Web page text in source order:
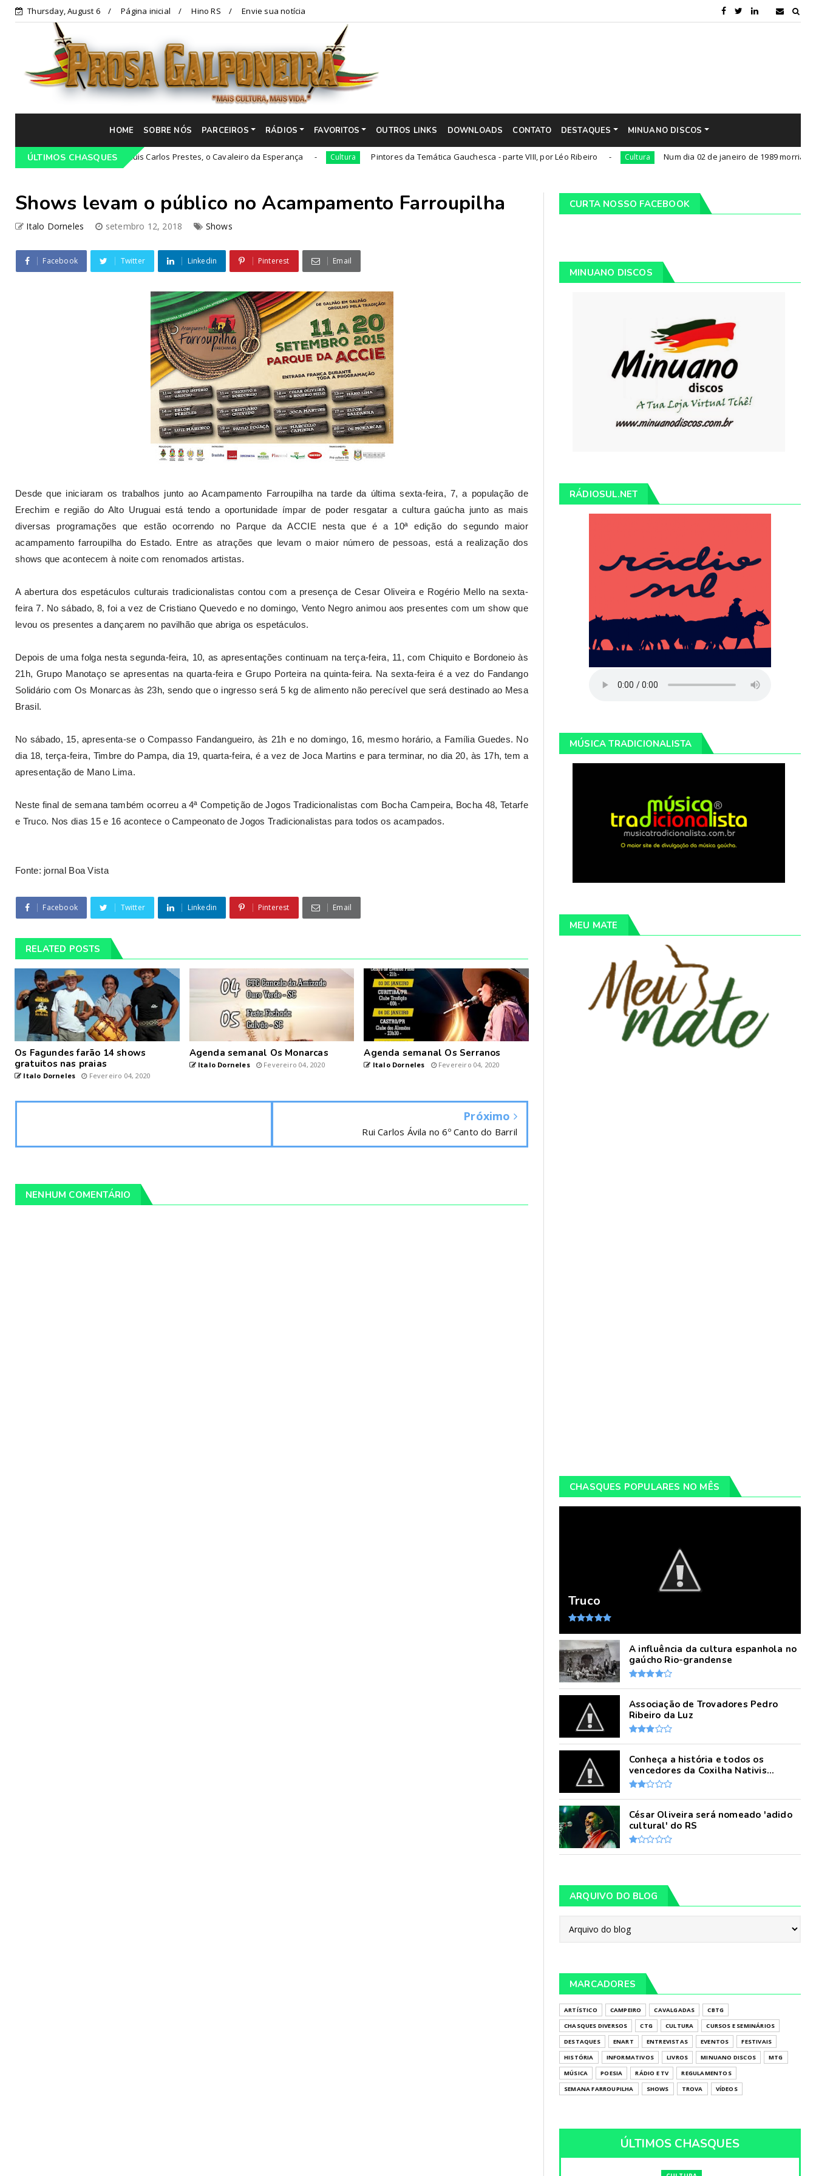
Thursday, August 6 Página inicial Hino RS Envie sua notícia
HOME SOBRE NÓS PARCEIROS RÁDIOS FAVORITOS OUTROS LINKS DOWNLOADS CONTATO DESTAQUES MINUANO DISCOS
ÚLTIMOS CHASQUES
de dezembro, nascia Luis Carlos Prestes, o Cavaleiro da Esperança Cultura Pintores da Temática Gauchesca - parte VIII, por Léo Ribeiro Cultura Num dia 02 de janeiro de 1989 morria o cantor
Shows levam o público no Acampamento Farroupilha
Italo Dorneles setembro 12, 2018 Shows
Facebook Twitter Linkedin Pinterest Email
Desde que iniciaram os trabalhos junto ao Acampamento Farroupilha na tarde da última sexta-feira, 7, a população de
Erechim e região do Alto Uruguai está tendo a oportunidade ímpar de poder resgatar a cultura gaúcha junto as mais
diversas programações que estão ocorrendo no Parque da ACCIE nesta que é a 10ª edição do segundo maior
acampamento farroupilha do Estado. Entre as atrações que levam o maior número de pessoas, está a realização dos
shows que acontecem à noite com renomados artistas.
A abertura dos espetáculos culturais tradicionalistas contou com a presença de Cesar Oliveira e Rogério Mello na sexta-
feira 7. No sábado, 8, foi a vez de Cristiano Quevedo e no domingo, Vento Negro animou aos presentes com um show que
levou os presentes a dançarem no pavilhão que abriga os espetáculos.
Depois de uma folga nesta segunda-feira, 10, as apresentações continuam na terça-feira, 11, com Chiquito e Bordoneio às
21h, Grupo Manotaço se apresentas na quarta-feira e Grupo Porteira na quinta-feira. Na sexta-feira é a vez do Fandango
Solidário com Os Monarcas às 23h, sendo que o ingresso será 5 kg de alimento não perecível que será destinado ao Mesa
Brasil.
No sábado, 15, apresenta-se o Compasso Fandangueiro, às 21h e no domingo, 16, mesmo horário, a Família Guedes. No
dia 18, terça-feira, Timbre do Pampa, dia 19, quarta-feira, é a vez de Joca Martins e para terminar, no dia 20, às 17h, tem a
apresentação de Mano Lima.
Neste final de semana também ocorreu a 4ª Competição de Jogos Tradicionalistas com Bocha Campeira, Bocha 48, Tetarfe
e Truco. Nos dias 15 e 16 acontece o Campeonato de Jogos Tradicionalistas para todos os acampados.
Fonte: jornal Boa Vista
Facebook Twitter Linkedin Pinterest Email
RELATED POSTS
Os Fagundes farão 14 shows
gratuitos nas praias
Italo Dorneles Fevereiro 04, 2020
Agenda semanal Os Monarcas
Italo Dorneles Fevereiro 04, 2020
Agenda semanal Os Serranos
Italo Dorneles Fevereiro 04, 2020
Próximo
Rui Carlos Ávila no 6º Canto do Barril
NENHUM COMENTÁRIO
CURTA NOSSO FACEBOOK
MINUANO DISCOS
RÁDIOSUL.NET
MÚSICA TRADICIONALISTA
MEU MATE
CHASQUES POPULARES NO MÊS
Truco
A influência da cultura espanhola no
gaúcho Rio-grandense
Associação de Trovadores Pedro
Ribeiro da Luz
Conheça a história e todos os
vencedores da Coxilha Nativis...
César Oliveira será nomeado 'adido
cultural' do RS
ARQUIVO DO BLOG
MARCADORES
ARTÍSTICO CAMPEIRO CAVALGADAS
CBTG
CHASQUES DIVERSOS
CTG CULTURA
CURSOS E SEMINÁRIOS
DESTAQUES
ENART ENTREVISTAS EVENTOS
FESTIVAIS
HISTÓRIA
INFORMATIVOS LIVROS MINUANO DISCOS
MTG
MÚSICA
POESIA RÁDIO E TV
REGULAMENTOS
SEMANA FARROUPILHA
SHOWS TROVA VÍDEOS
ÚLTIMOS CHASQUES